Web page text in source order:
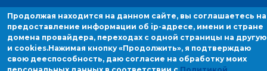
Продолжая находиться на данном сайте, вы соглашаетесь на
предоставление информации об ip-адресе, имени и стране домена
провайдера, переходах с одной страницы на другую и cookies.
Продолжая находится на данном сайте, вы соглашаетесь на
предоставление информации об ip-адресе, имени и стране
домена провайдера, переходах с одной страницы на другую
и cookies.Нажимая кнопку «Продолжить», я подтверждаю
свою дееспособность, даю согласие на обработку моих